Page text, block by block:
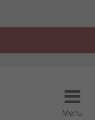
Menu